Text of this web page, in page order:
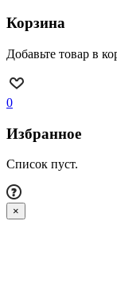
Корзина
Добавьте товар в
0
Избранное
Список пуст.
×